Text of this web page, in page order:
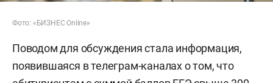
Фото: «БИЗНЕС Online»
Поводом для обсуждения стала информация,
появившаяся в телеграм-каналах о том, что